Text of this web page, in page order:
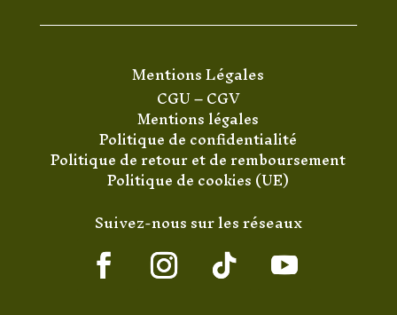
Mentions Légales
CGU–CGV
Mentions légales
Politique de confidentialité
Politique de retour et de remboursement
Politique de cookies (UE)
Suivez-nous sur les réseaux